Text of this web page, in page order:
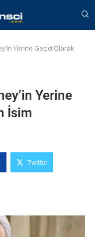
Yerine Geçici Olarak
Yerine
İsim
Twitter